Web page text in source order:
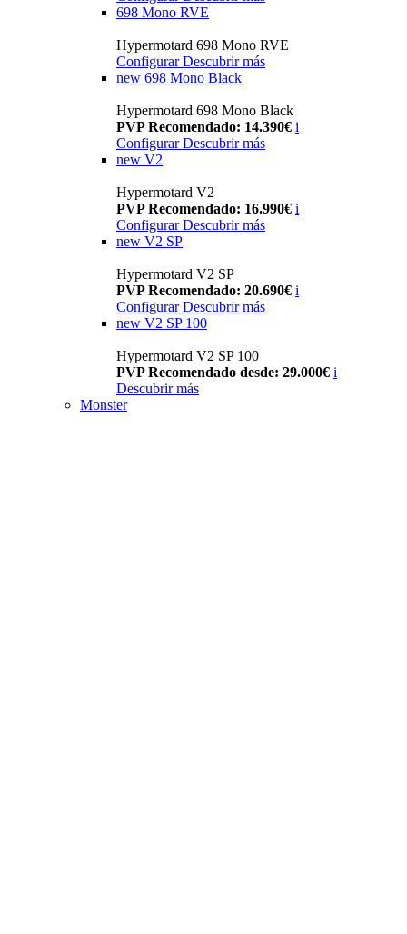
698 Mono RVE
Hypermotard 698 Mono RVE
Configurar Descubrir más
new 698 Mono Black
Hypermotard 698 Mono Black
PVP Recomendado: 14.390€ i
Configurar Descubrir más
new V2
Hypermotard V2
PVP Recomendado: 16.990€ i
Configurar Descubrir más
new V2 SP
Hypermotard V2 SP
PVP Recomendado: 20.690€ i
Configurar Descubrir más
new V2 SP 100
Hypermotard V2 SP 100
PVP Recomendado desde: 29.000€ i
Descubrir más
Monster